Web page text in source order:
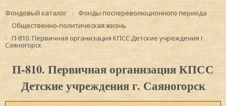
Фондовый каталог
Фонды послереволюционного периода
Общественно-политическая жизнь
П-810. Первичная организация КПСС Детские учреждения г.
Саяногорск
П-810. Первичная организация КПСС
Детские учреждения г. Саяногорск